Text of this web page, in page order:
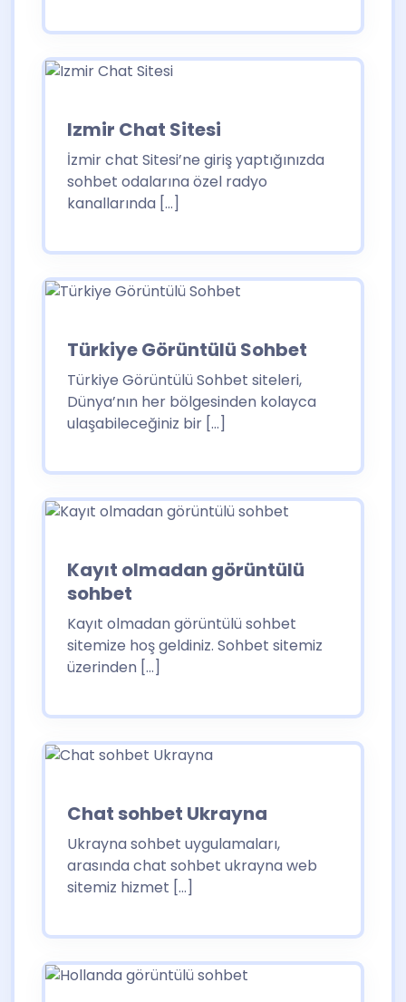
Izmir Chat Sitesi
İzmir chat Sitesi’ne giriş yaptığınızda
sohbet odalarına özel radyo
kanallarında […]
Türkiye Görüntülü Sohbet
Türkiye Görüntülü Sohbet siteleri,
Dünya’nın her bölgesinden kolayca
ulaşabileceğiniz bir […]
Kayıt olmadan görüntülü
sohbet
Kayıt olmadan görüntülü sohbet
sitemize hoş geldiniz. Sohbet sitemiz
üzerinden […]
Chat sohbet Ukrayna
Ukrayna sohbet uygulamaları,
arasında chat sohbet ukrayna web
sitemiz hizmet […]